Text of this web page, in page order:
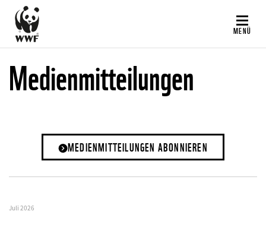
Direkt
zum
Inhalt
MENÜ
Medienmitteilungen
MEDIENMITTEILUNGEN ABONNIEREN
Juli 2026